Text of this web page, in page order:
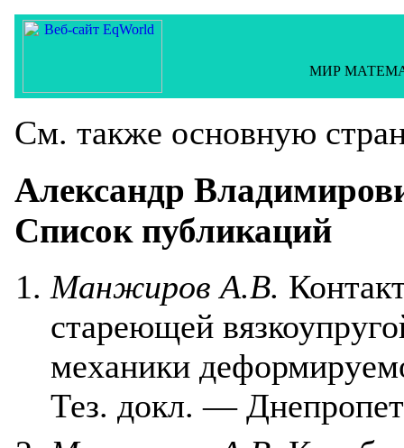
МИР
См. также основную
Александр
Список публикаций
Манжиров А.В.
стареющей
механики
Тез. докл. —